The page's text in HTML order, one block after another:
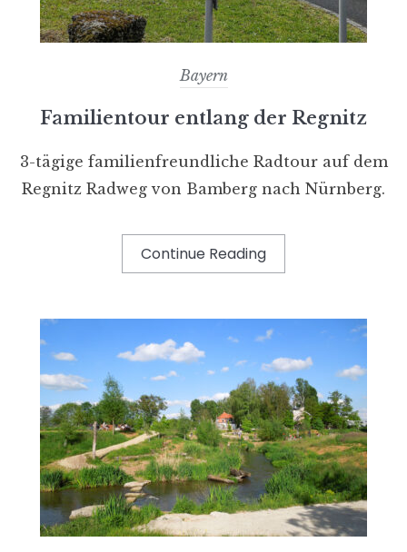
Bayern
Familientour entlang der Regnitz
3-tägige familienfreundliche Radtour auf dem
Regnitz Radweg von Bamberg nach Nürnberg.
Continue Reading